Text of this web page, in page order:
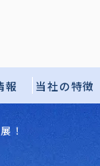
報 当社の特徴
！